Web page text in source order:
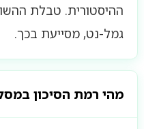
ההיסטורית. טבלת
גמל-נט, מסייעת בכך.
מהי רמת הסיכון